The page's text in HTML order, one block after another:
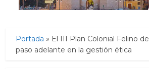
Portada » El III Plan Colonial Felino
paso adelante en la gestión ética